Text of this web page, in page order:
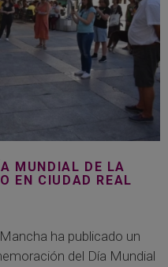
MUNDIAL DE LA
EN CIUDAD REAL
ha publicado un
del Día Mundial